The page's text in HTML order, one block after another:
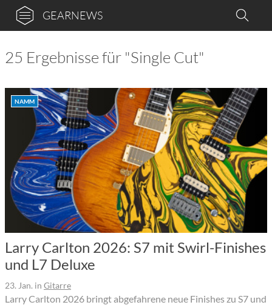
GEARNEWS
25 Ergebnisse für "Single Cut"
NAMM
Larry Carlton 2026: S7 mit Swirl-Finishes
und L7 Deluxe
23. Jan. in Gitarre
Larry Carlton 2026 bringt abgefahrene neue Finishes zu S7 und